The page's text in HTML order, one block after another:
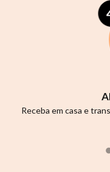
Você quer receber 2, 3
que